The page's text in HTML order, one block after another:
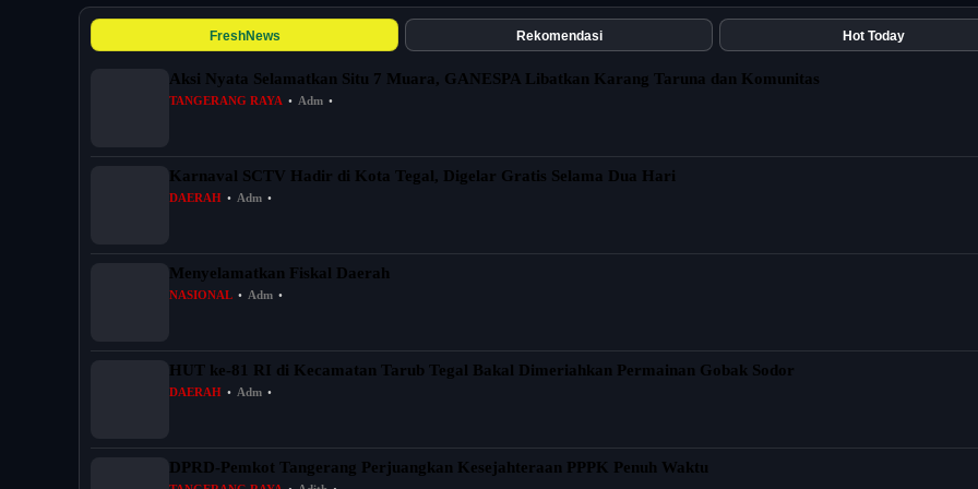
FreshNews Rekomendasi Hot Today
Aksi Nyata Selamatkan Situ 7 Muara, GANESPA Libatkan Karang Taruna dan Komunitas
TANGERANG RAYA • Adm •
Karnaval SCTV Hadir di Kota Tegal, Digelar Gratis Selama Dua Hari
DAERAH • Adm •
Menyelamatkan Fiskal Daerah
NASIONAL • Adm •
HUT ke-81 RI di Kecamatan Tarub Tegal Bakal Dimeriahkan Permainan Gobak Sodor
DAERAH • Adm •
DPRD-Pemkot Tangerang Perjuangkan Kesejahteraan PPPK Penuh Waktu